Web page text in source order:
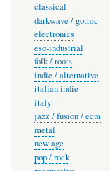
classical
darkwave / gothic
electronics
eso-industrial
folk / roots
indie / alternative
italian indie
italy
jazz / fusion / ecm
metal
new age
pop / rock